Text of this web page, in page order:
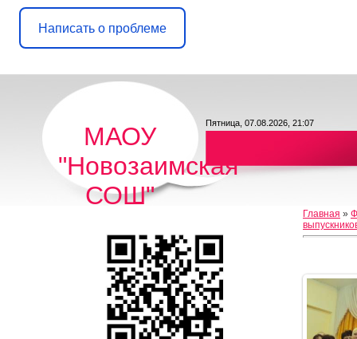
Написать о проблеме
МАОУ
"Новозаимская
СОШ"
Пятница, 07.08.2026, 21:07
Главная »